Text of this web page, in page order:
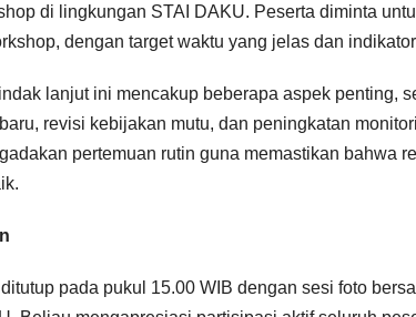
di lingkungan STAI DAKU. Peserta diminta
dengan target waktu yang jelas dan
lanjut ini mencakup beberapa aspek penting,
revisi kebijakan mutu, dan peningkatan
pertemuan rutin guna memastikan bahwa
pada pukul 15.00 WIB dengan sesi foto